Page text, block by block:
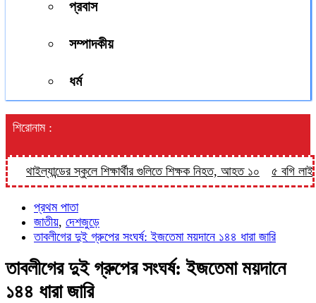
প্রবাস
সম্পাদকীয়
ধর্ম
শিরোনাম :
থাইল্যান্ডের স্কুলে শিক্ষার্থীর গুলিতে শিক্ষক নিহত, আহত ১০ ৫ বগি
প্রথম পাতা
জাতীয়, দেশজুড়ে
তাবলীগের দুই গ্রুপের সংঘর্ষ: ইজতেমা ময়দানে ১৪৪ ধারা জারি
তাবলীগের দুই গ্রুপের সংঘর্ষ: ইজতেমা ময়দানে
১৪৪ ধারা জারি